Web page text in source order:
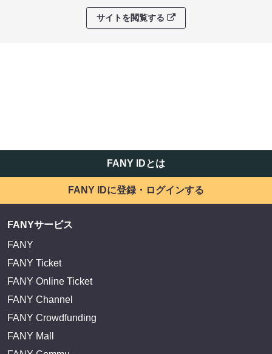
サイトを閲覧する
FANY IDとは
FANY IDに登録・ログインする
FANYサービス
FANY
FANY Ticket
FANY Online Ticket
FANY Channel
FANY Crowdfunding
FANY Mall